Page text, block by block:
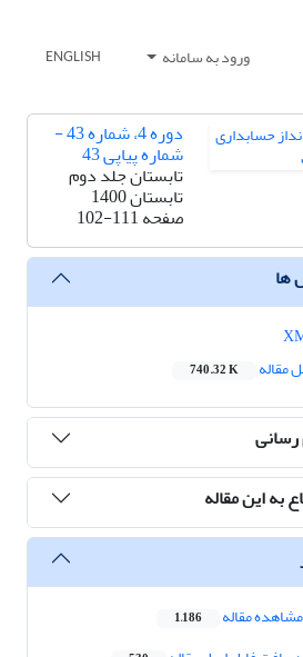
ورود به سامانه ENGLISH
دوره 4، شماره 43 -
شماره پیاپی 43
تابستان جلد دوم
تابستان 1400
صفحه102-111
ها
مقاله
740.32 K
به این مقاله
مقاله 1,186